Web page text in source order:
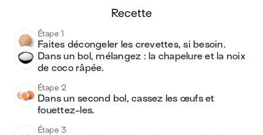
recette
Étape 1
Faites décongeler les crevettes, si besoin.
Dans un bol, mélangez : la chapelure et la noix
de coco râpée.
Étape 2
Dans un second bol, cassez les œufs et
fouettez-les.
Étape 3